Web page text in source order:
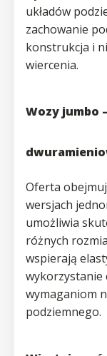
układów
zachowanie
konstrukcja i
wiercenia.
Wozy jumbo
Oferta
wersjach
umożliwia
różnych
wspierają
wykorzystanie
wymaganiom
podziemnego.